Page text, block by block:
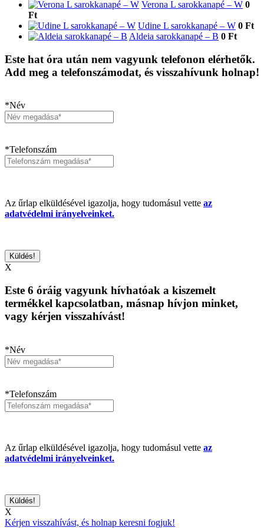
Verona L sarokkanapé – W 0
Ft
Udine L sarokkanapé – W 0 Ft
Aldeia sarokkanapé – B 0 Ft
Este hat óra után nem vagyunk telefonon elérhetők.
Add meg a telefonszámodat, és visszahívunk holnap!
*Név
*Telefonszám
Az űrlap elküldésével igazolja, hogy tudomásul vette az
adatvédelmi irányelveinket.
X
Este 6 óráig vagyunk hívhatóak a kiszemelt
termékkel kapcsolatban, másnap hívjon minket,
vagy kérjen visszahívást!
*Név
*Telefonszám
Az űrlap elküldésével igazolja, hogy tudomásul vette az
adatvédelmi irányelveinket.
X
Kérjen visszahívást, és holnap keresni fogjuk!